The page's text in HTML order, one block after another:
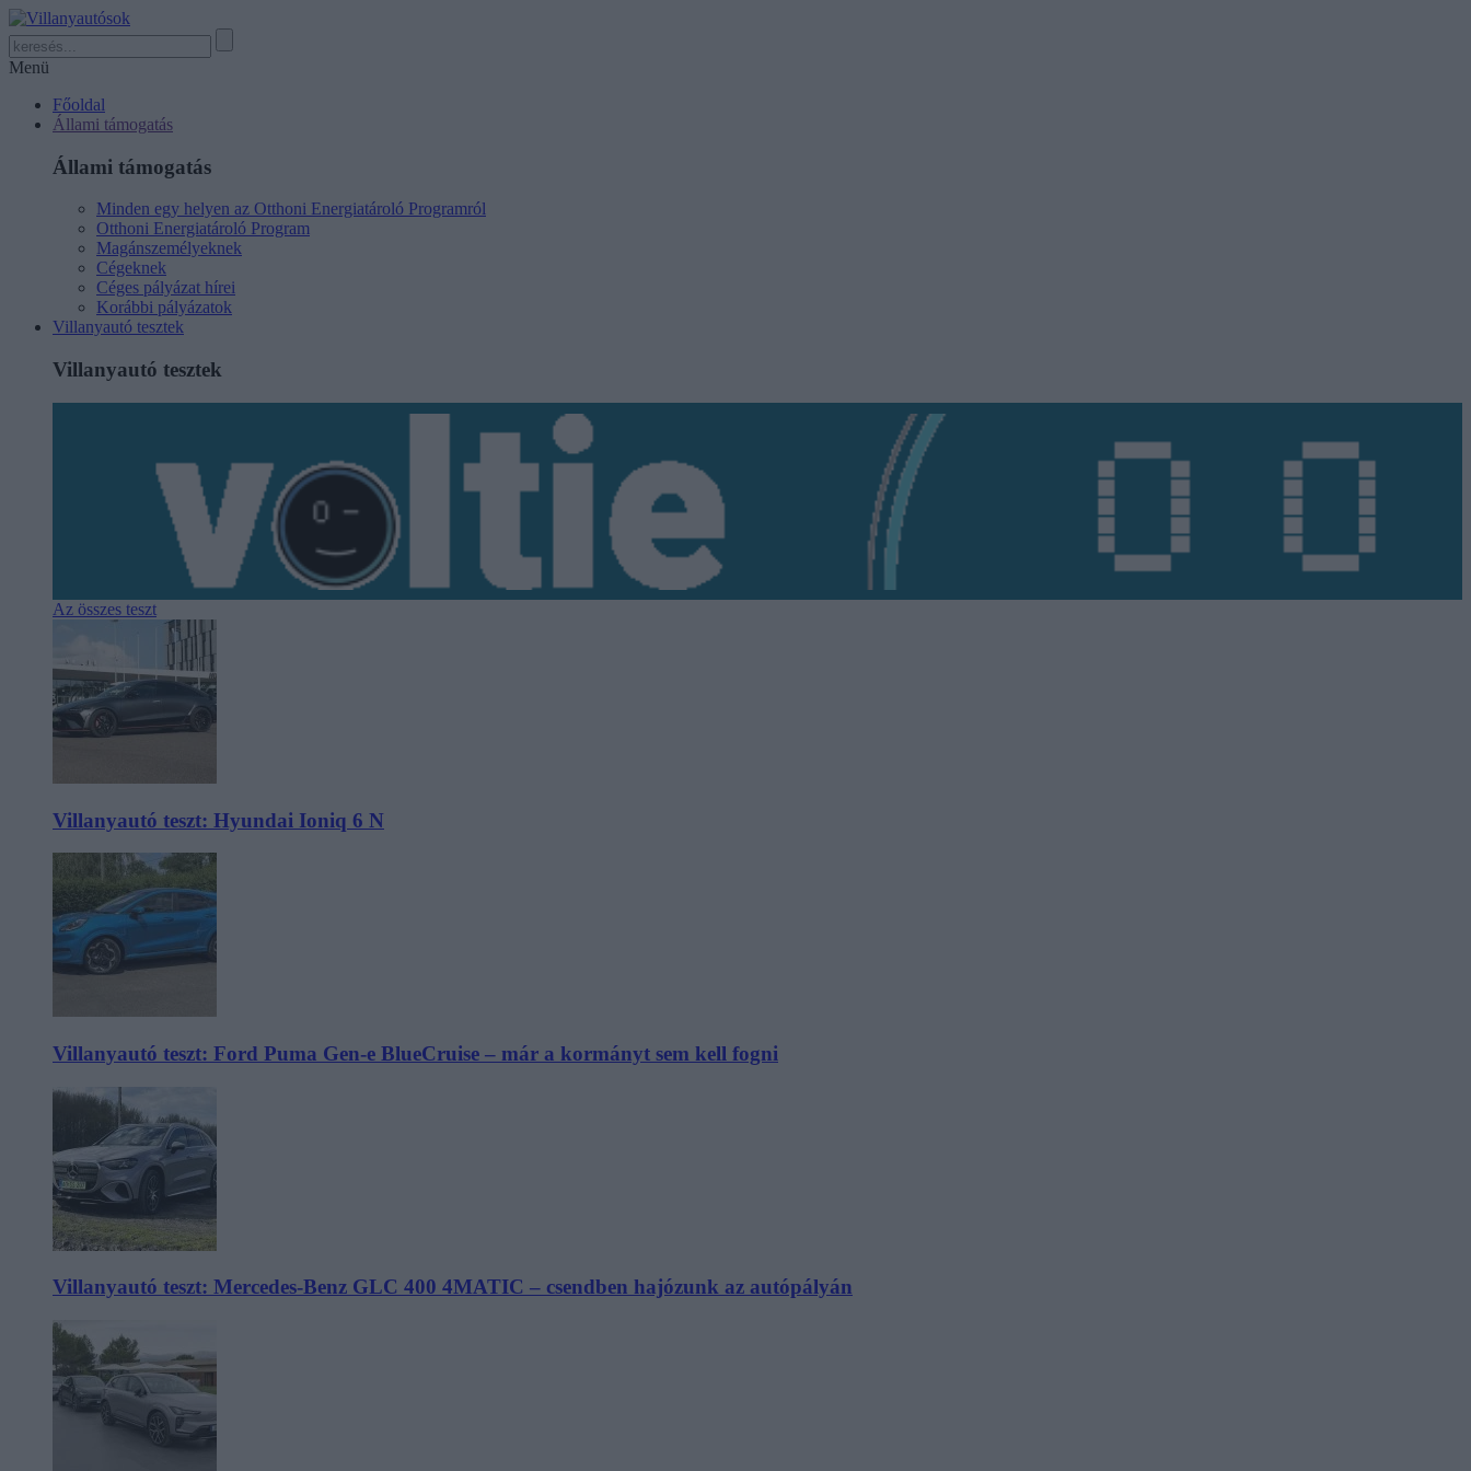
Menü
Főoldal
Állami támogatás
Állami támogatás
Minden egy helyen az Otthoni Energiatároló Programról
Otthoni Energiatároló Program
Magánszemélyeknek
Cégeknek
Céges pályázat hírei
Korábbi pályázatok
Villanyautó tesztek
Villanyautó tesztek
Az összes teszt
Villanyautó teszt: Hyundai Ioniq 6 N
Villanyautó teszt: Ford Puma Gen-e BlueCruise – már a kormányt sem kell fogni
Villanyautó teszt: Mercedes-Benz GLC 400 4MATIC – csendben hajózunk az autópályán